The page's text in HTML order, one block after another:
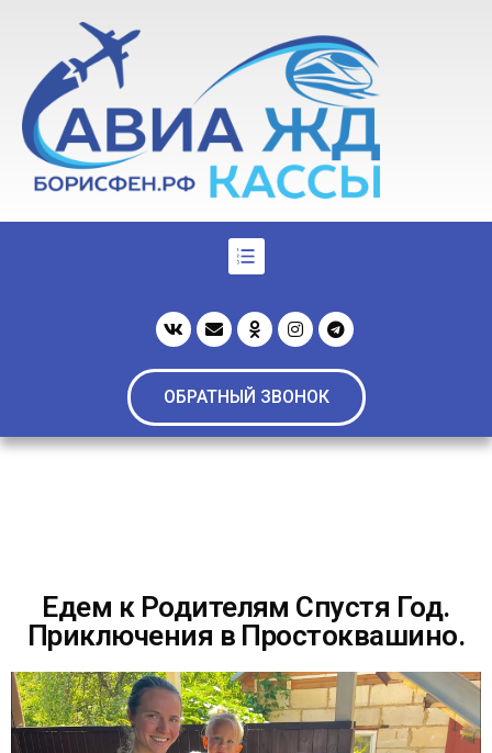
ОБРАТНЫЙ ЗВОНОК
Едем к Родителям Спустя Год.
Приключения в Простоквашино.